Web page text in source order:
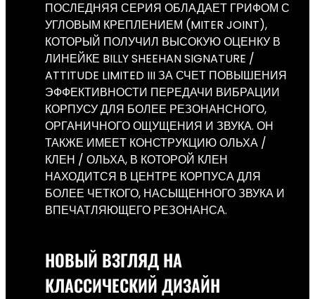
ПОСЛЕДНЯЯ СЕРИЯ ОБЛАДАЕТ ГРИФОМ С
УГЛОВЫМ КРЕПЛЕНИЕМ (MITER JOINT),
КОТОРЫЙ ПОЛУЧИЛ ВЫСОКУЮ ОЦЕНКУ В
ЛИНЕЙКЕ BILLY SHEEHAN SIGNATURE /
ATTITUDE LIMITED III ЗА СЧЕТ ПОВЫШЕНИЯ
ЭФФЕКТИВНОСТИ ПЕРЕДАЧИ ВИБРАЦИИ
КОРПУСУ ДЛЯ БОЛЕЕ РЕЗОНАНСНОГО,
ОРГАНИЧНОГО ОЩУЩЕНИЯ И ЗВУКА. ОН
ТАКЖЕ ИМЕЕТ КОНСТРУКЦИЮ ОЛЬХА /
КЛЕН / ОЛЬХА, В КОТОРОЙ КЛЕН
НАХОДИТСЯ В ЦЕНТРЕ КОРПУСА ДЛЯ
БОЛЕЕ ЧЕТКОГО, НАСЫЩЕННОГО ЗВУКА И
ВПЕЧАТЛЯЮЩЕГО РЕЗОНАНСА.
НОВЫЙ ВЗГЛЯД НА
КЛАССИЧЕСКИЙ ДИЗАЙН